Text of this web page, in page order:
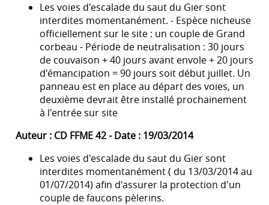
Les voies d'escalade du saut du Gier sont
interdites momentanément. - Espèce nicheuse
officiellement sur le site : un couple de Grand
corbeau - Période de neutralisation : 30 jours
de couvaison + 40 jours avant envole + 20 jours
d'émancipation = 90 jours soit début juillet. Un
panneau est en place au départ des voies, un
deuxième devrait être installé prochainement
à l'entrée sur site
Auteur : CD FFME 42 - Date : 19/03/2014
Les voies d'escalade du saut du Gier sont
interdites momentanément ( du 13/03/2014 au
01/07/2014) afin d'assurer la protection d'un
couple de faucons pèlerins.